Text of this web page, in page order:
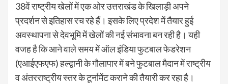
38वें राष्ट्रीय खेलों में एक ओर उत्तराखंड के खिलाड़ी अपने
प्रदर्शन से इतिहास रच रहे हैं। इसके लिए प्रदेश में तैयार हुई
अवस्थापना से देवभूमि में खेलों की नई संभावना बन रही है। यही
वजह है कि आने वाले समय में ऑल इंडिया फुटबाल फेडरेशन
(एआईएफएफ) हल्द्वानी के गौलापार में बने फुटबाल मैदान में राष्ट्रीय
व अंतरराष्ट्रीय स्तर के टूर्नामेंट कराने की तैयारी कर रहा है।